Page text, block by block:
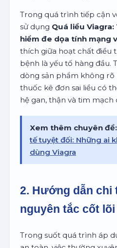
Trong quá trình tiếp cận
sử dụng Quá liều
hiểm đe dọa tính mạng
thích giữa hoạt chất điều
bệnh là yếu tố hàng đầu.
dòng sản phẩm không
thuốc kê đơn sai liều có
hệ gan, thận và tim mạch
Xem thêm chuyên đề:
tế tuyệt đối: Những ai
dùng Viagra
2. Hướng dẫn chi
nguyên tắc cốt lõi
Trong suốt quá trình áp